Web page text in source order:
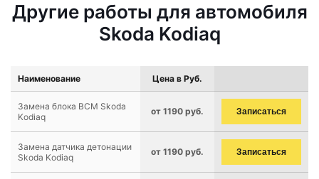
Другие работы для автомобиля
Skoda Kodiaq
Наименование Цена в Руб.
Замена блока BCM Skoda
Kodiaq
от 1190 руб. Записаться
Замена датчика детонации
Skoda Kodiaq
от 1190 руб. Записаться